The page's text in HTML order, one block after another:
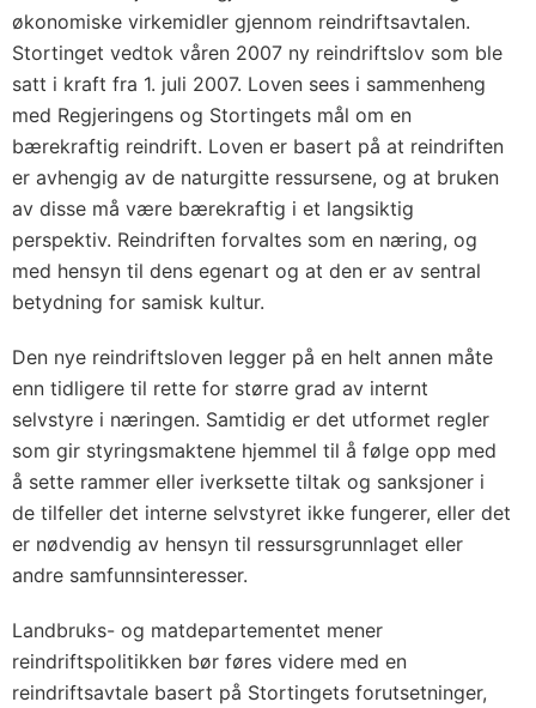
økonomiske virkemidler gjennom reindriftsavtalen.
Stortinget vedtok våren 2007 ny reindriftslov som ble
satt i kraft fra 1. juli 2007. Loven sees i sammenheng
med Regjeringens og Stortingets mål om en
bærekraftig reindrift. Loven er basert på at reindriften
er avhengig av de naturgitte ressursene, og at bruken
av disse må være bærekraftig i et langsiktig
perspektiv. Reindriften forvaltes som en næring, og
med hensyn til dens egenart og at den er av sentral
betydning for samisk kultur.
Den nye reindriftsloven legger på en helt annen måte
enn tidligere til rette for større grad av internt
selvstyre i næringen. Samtidig er det utformet regler
som gir styringsmaktene hjemmel til å følge opp med
å sette rammer eller iverksette tiltak og sanksjoner i
de tilfeller det interne selvstyret ikke fungerer, eller det
er nødvendig av hensyn til ressursgrunnlaget eller
andre samfunnsinteresser.
Landbruks- og matdepartementet mener
reindriftspolitikken bør føres videre med en
reindriftsavtale basert på Stortingets forutsetninger,